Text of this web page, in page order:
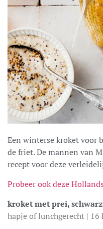
Een winterse kroket voor
de friet. De mannen van
recept voor deze
Probeer ook deze
kroket met prei,
hapje of lunchgerecht | 16